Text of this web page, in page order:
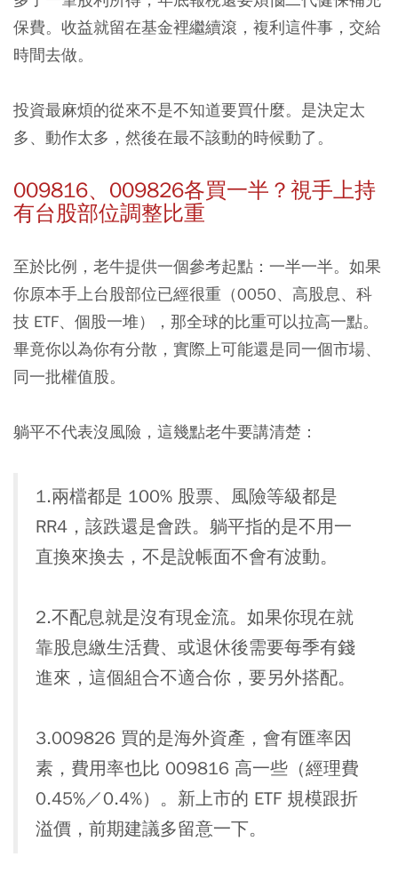
保費。收益就留在基金裡繼續滾，複利這件事，交給
時間去做。
投資最麻煩的從來不是不知道要買什麼。是決定太
多、動作太多，然後在最不該動的時候動了。
009816、009826各買一半？視手上持
有台股部位調整比重
至於比例，老牛提供一個參考起點：一半一半。如果
你原本手上台股部位已經很重（0050、高股息、科
技 ETF、個股一堆），那全球的比重可以拉高一點。
畢竟你以為你有分散，實際上可能還是同一個市場、
同一批權值股。
躺平不代表沒風險，這幾點老牛要講清楚：
1.兩檔都是 100% 股票、風險等級都是
RR4，該跌還是會跌。躺平指的是不用一
直換來換去，不是說帳面不會有波動。
2.不配息就是沒有現金流。如果你現在就
靠股息繳生活費、或退休後需要每季有錢
進來，這個組合不適合你，要另外搭配。
3.009826 買的是海外資產，會有匯率因
素，費用率也比 009816 高一些（經理費
0.45%／0.4%）。新上市的 ETF 規模跟折
溢價，前期建議多留意一下。